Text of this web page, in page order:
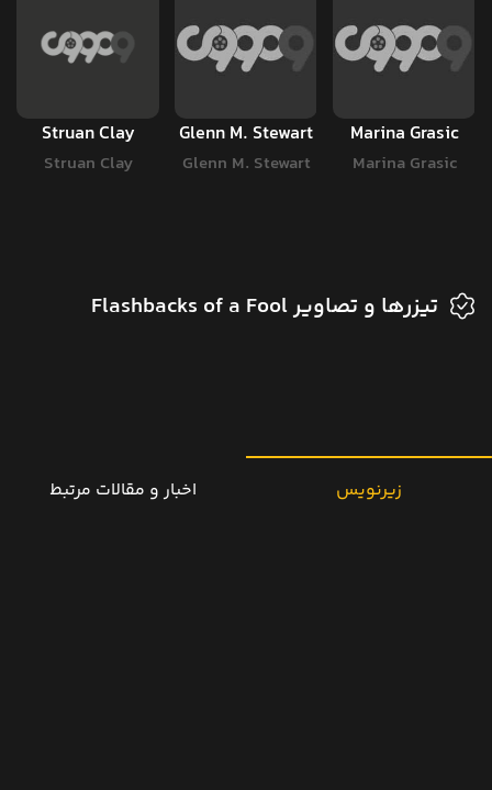
Marina Grasic
Marina Grasic
Glenn M. Stewart
Glenn M. Stewart
Struan Clay
Struan Clay
تیزرها و تصاویر Flashbacks of a Fool
زیرنویس اخبار و مقالات مرتبط